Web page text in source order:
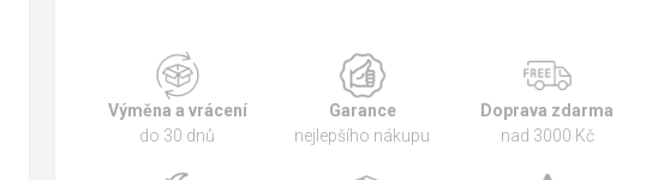
Výměna a vrácení
do 30 dnů
Garance
nejlepšího nákupu
Doprava zdarma
nad 3000 Kč